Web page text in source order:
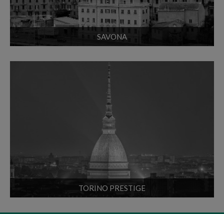
SAVONA
TORINO PRESTIGE